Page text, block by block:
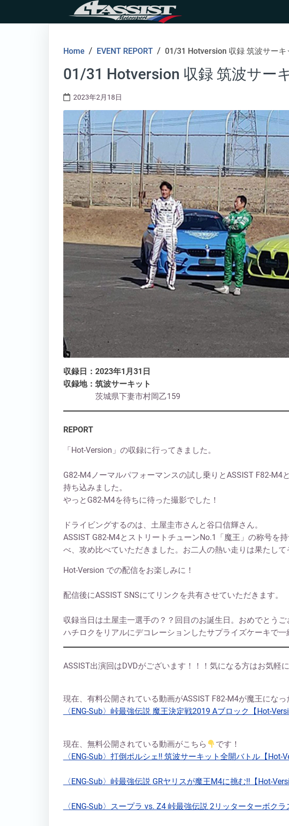
Home / EVENT REPORT / 01/31 Hotversion 収録 筑波サーキ
01/31 Hotversion 収録 筑波サー
2023年2月18日
収録日：2023年1月31日
収録地：筑波サーキット
茨城県下妻市村岡乙159
REPORT
「Hot-Version」の収録に行ってきました。
G82-M4ノーマルパフォーマンスの試し乗りとASSIST F82-M4
持ち込みました。
やっとG82-M4を待ちに待った撮影でした！
ドライビングするのは、土屋圭市さんと谷口信輝さん。
ASSIST G82-M4とストリートチューンNo.1「魔王」の称号を
べ、攻め比べていただきました。お二人の熱い走りは果たし
Hot-Version での配信をお楽しみに！
配信後にASSIST SNSにてリンクを共有させていただきます。
収録当日は土屋圭一選手の？？回目のお誕生日。おめでとうご
ハチロクをリアルにデコレーションしたサプライズケーキで一
ASSIST出演回はDVDがございます！！！気になる方はお気軽
現在、有料公開されている動画がASSIST F82-M4が魔王になっ
〈ENG-Sub〉峠最強伝説 魔王決定戦2019 Aブロック【Hot-
現在、無料公開されている動画がこちら
です！
〈ENG-Sub〉打倒ポルシェ!! 筑波サーキット全開バトル【Hot-
〈ENG-Sub〉峠最強伝説 GRヤリスが魔王M4に挑む!!【Hot-
〈ENG-Sub〉スープラ vs. Z4 峠最強伝説 2リッターターボク